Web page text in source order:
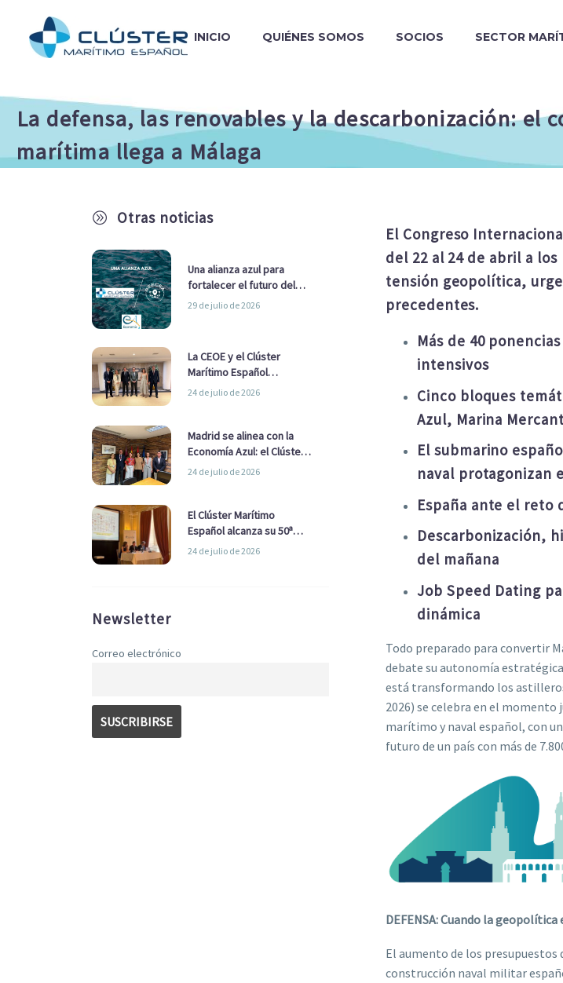
INICIO QUIÉNES SOMOS SOCIOS SECTOR
La defensa, las renovables y la descarbonización: el
marítima llega a Málaga
A Otras noticias
Una alianza azul para
fortalecer el futuro del
sector marítimo
29 de julio de 2026
La CEOE y el Clúster
Marítimo Español
refuerzan su alianza para
24 de julio de 2026
Madrid se alinea con la
Economía Azul: el Clúster
Marítimo Español y la Real
Ayuntamiento
24 de julio de 2026
El Clúster Marítimo
Español alcanza su 50ª
Asamblea reafirmando su
24 de julio de 2026
Newsletter
Correo electrónico
El Congreso
del 22 al 24 de abril a
tensión geopolítica,
precedentes.
Más de 40
intensivos
Cinco bloques
Azul, Marina
El submarino
naval protagonizan
España ante el reto
Descarbonización,
del mañana
Job Speed Dating
dinámica
Todo preparado para convertir
debate su autonomía
está transformando los
2026) se celebra en el momento
marítimo y naval español, con
futuro de un país con más de
DEFENSA: Cuando la
El aumento de los presupuestos
construcción naval militar